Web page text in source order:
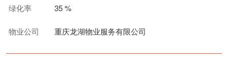
绿化率 35 %
物业公司 重庆龙湖物业服务有限公司